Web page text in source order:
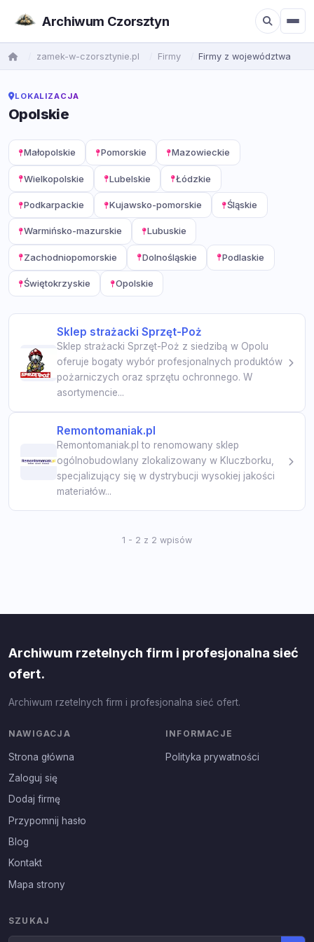
Archiwum Czorsztyn
zamek-w-czorsztynie.pl Firmy Firmy z województwa
LOKALIZACJA
Opolskie
Małopolskie Pomorskie Mazowieckie
Wielkopolskie Lubelskie Łódzkie
Podkarpackie Kujawsko-pomorskie Śląskie
Warmińsko-mazurskie Lubuskie
Zachodniopomorskie Dolnośląskie Podlaskie
Świętokrzyskie Opolskie
Sklep strażacki Sprzęt-Poż
Sklep strażacki Sprzęt-Poż z siedzibą w Opolu
oferuje bogaty wybór profesjonalnych produktów
pożarniczych oraz sprzętu ochronnego. W
asortymencie...
Remontomaniak.pl
Remontomaniak.pl to renomowany sklep
ogólnobudowlany zlokalizowany w Kluczborku,
specjalizujący się w dystrybucji wysokiej jakości
materiałów...
1 - 2 z 2 wpisów
Archiwum rzetelnych firm i profesjonalna sieć
ofert.
Archiwum rzetelnych firm i profesjonalna sieć ofert.
NAWIGACJA
Strona główna
Zaloguj się
Dodaj firmę
Przypomnij hasło
Blog
Kontakt
Mapa strony
INFORMACJE
Polityka prywatności
SZUKAJ